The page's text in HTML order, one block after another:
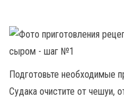
Подготовьте необходимые
Судака очистите от чешуи,